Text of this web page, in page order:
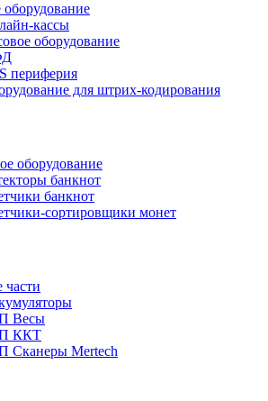
оборудование
кассы
оборудование
периферия
для штрих-кодирования
оборудование
банкнот
банкнот
сортировщики монет
части
Весы
ККТ
Сканеры Mertech